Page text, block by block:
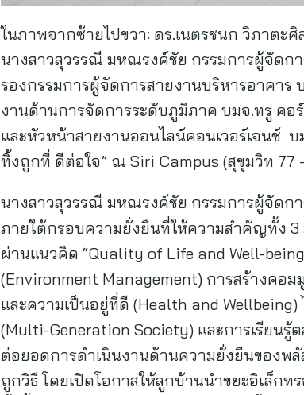
ในภาพจากซ้ายไปขวา: ดร.เนตรชนก วิภาต
นางสาวสุวรรณี มหณรงค์ชัย กรรมการผู้จัดก
รองกรรมการผู้จัดการสายงานบริหารอาคาร
งานด้านการจัดการระดับภูมิภาค บมจ.ทรู ค
และหัวหน้าสายงานออนไลน์คอนเวอร์เจนซ์ บ
ทิ้งถูกที่ ดีต่อใจ” ณ Siri Campus (สุขุมวิท 77
นางสาวสุวรรณี มหณรงค์ชัย กรรมการผู้จัดก
ภายใต้กรอบความยั่งยืนที่ให้ความสำคัญทั้ง 3
ผ่านแนวคิด “Quality of Life and Well-
(Environment Management) การสร้างคอ
และความเป็นอยู่ที่ดี (Health and
(Multi-Generation Society) และการเรียน
ต่อยอดการดำเนินงานด้านความยั่งยืนของพ
ถูกวิธี โดยเปิดโอกาสให้ลูกบ้านนำขยะอิเล็กท